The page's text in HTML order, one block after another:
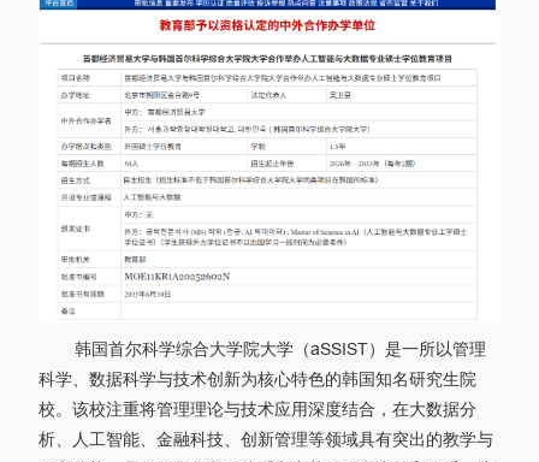
韩国首尔科学综合大学院大学（aSSIST）是一所以管理
科学、数据科学与技术创新为核心特色的韩国知名研究生院
校。该校注重将管理理论与技术应用深度结合，在大数据分
析、人工智能、金融科技、创新管理等领域具有突出的教学与